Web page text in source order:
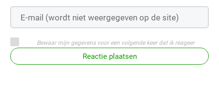
Bewaar mijn gegevens voor een volgende keer dat ik reageer
Reactie plaatsen